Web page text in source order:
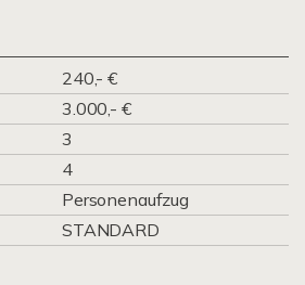
240,- €
3.000,- €
3
4
Personenaufzug
STANDARD